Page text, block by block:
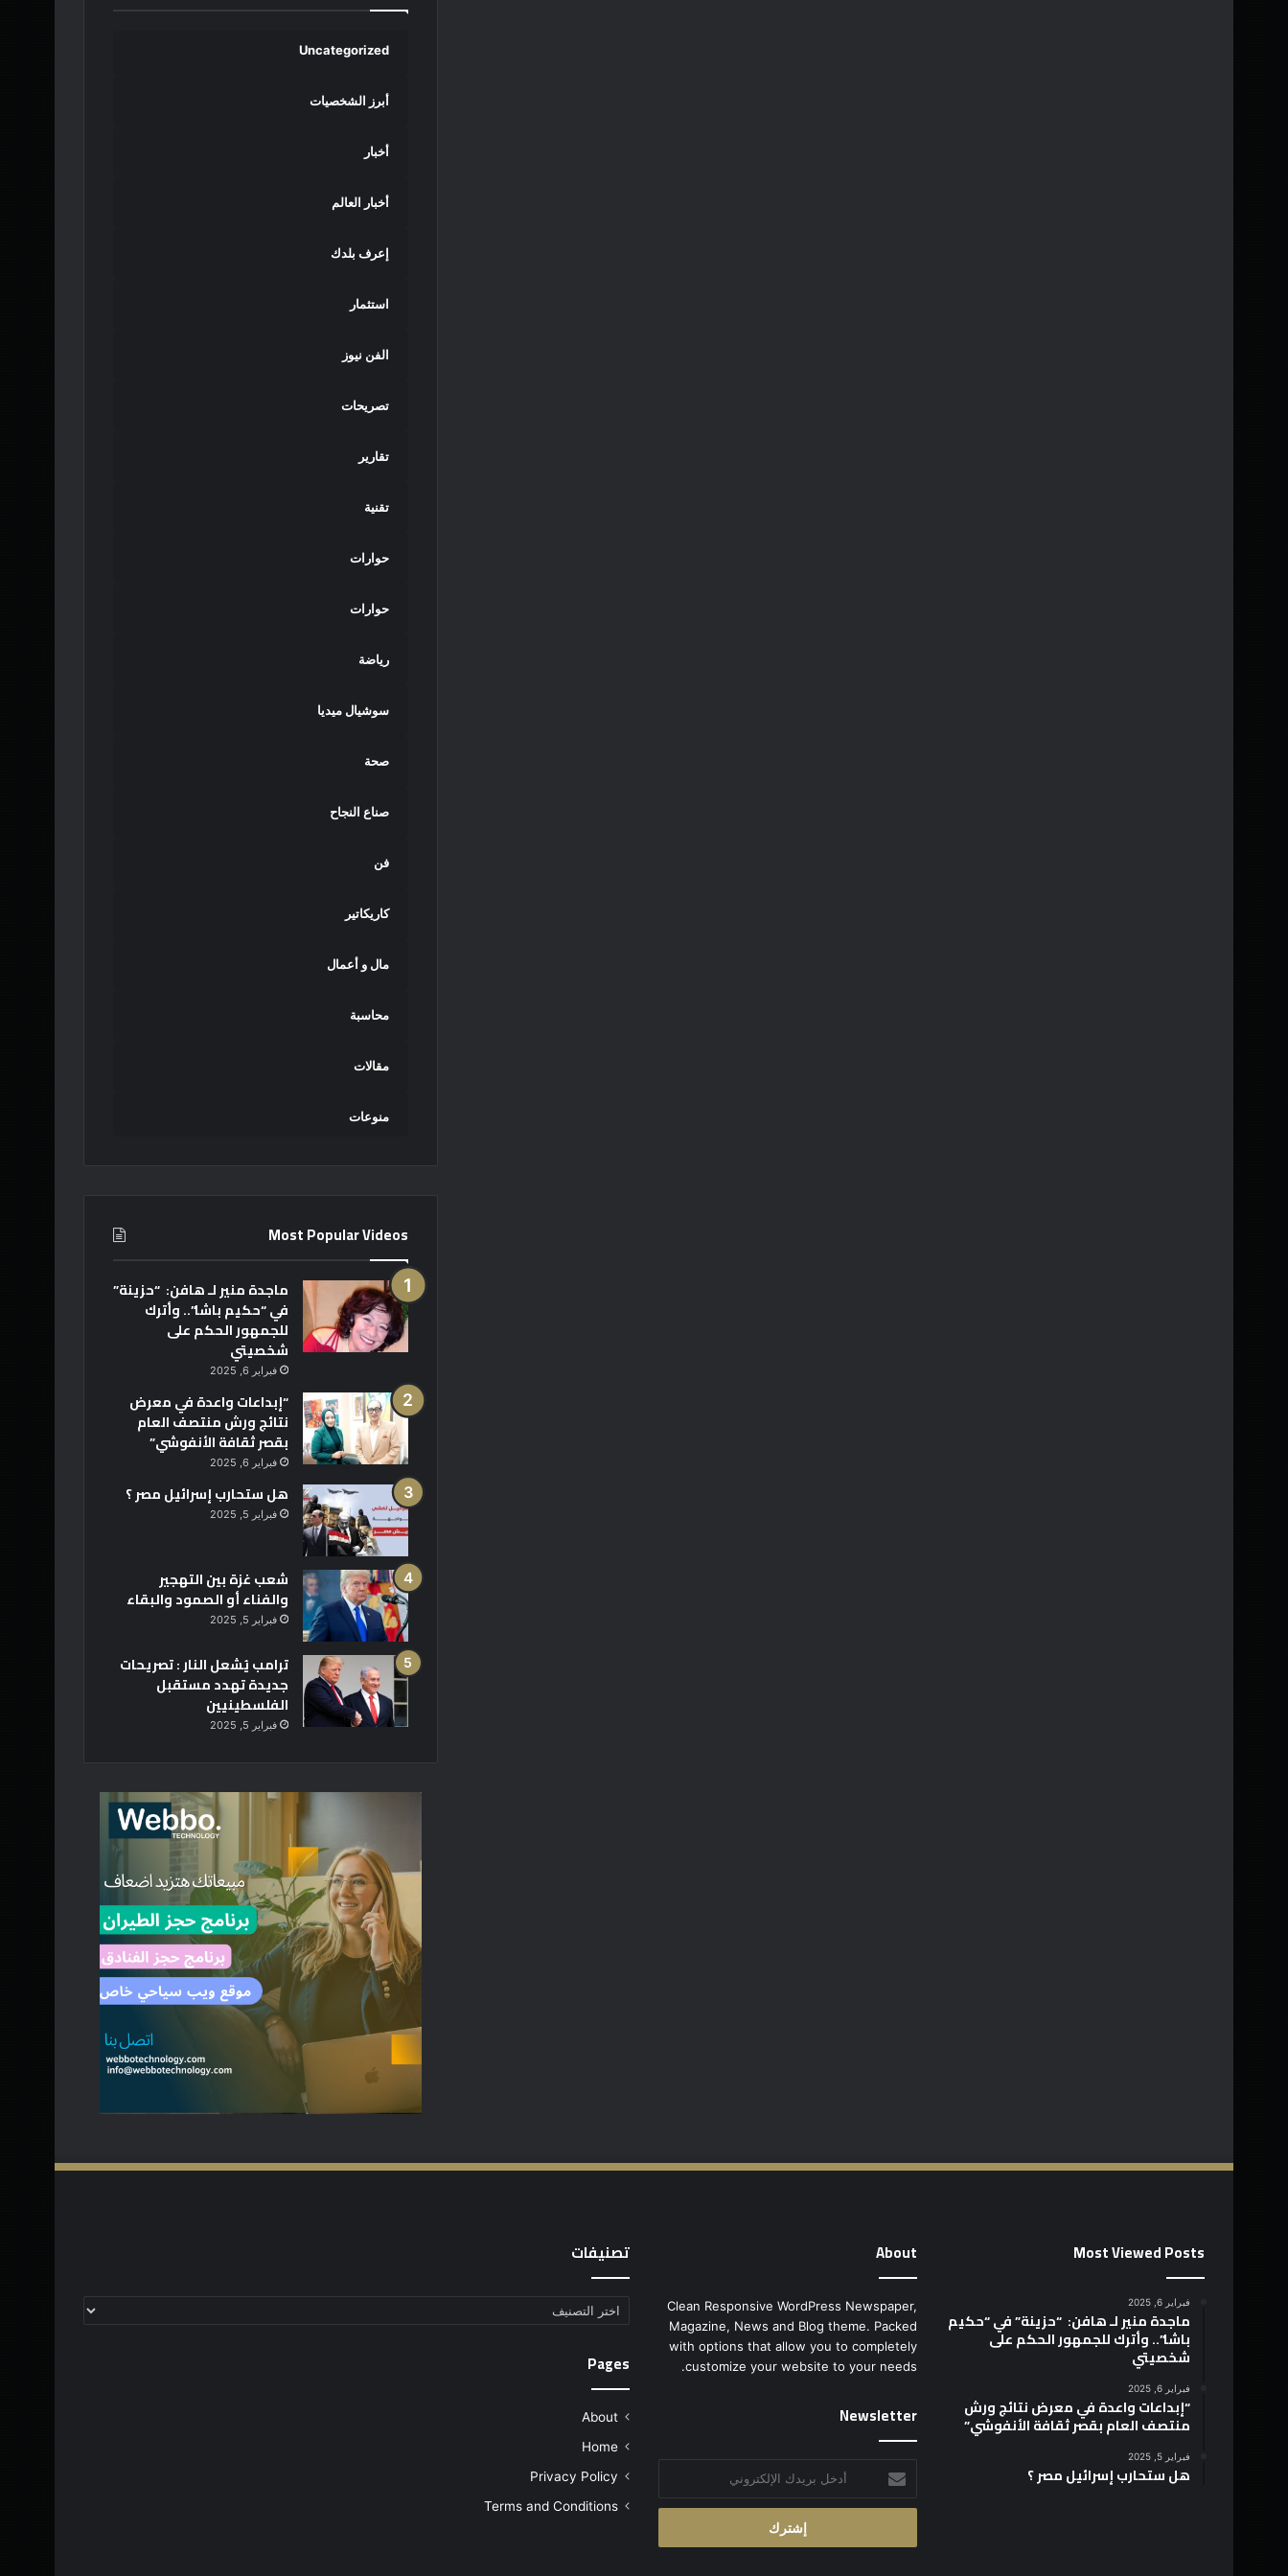
Uncategorized
أبرز الشخصيات
أخبار
أخبار العالم
إعرف بلدك
استثمار
الفن نيوز
تصريحات
تقارير
تقنية
حوارات
حوارات
رياضة
سوشيال ميديا
صحة
صناع النجاح
فن
كاريكاتير
مال و أعمال
محاسبة
مقالات
منوعات
Most Popular Videos
ماجدة منير لـ هافن: “حزينة”
في “حكيم باشا”.. وأترك
للجمهور الحكم على
شخصيتي
فبراير 6, 2025
“إبداعات واعدة في معرض
نتائج ورش منتصف العام
بقصر ثقافة الأنفوشي”
فبراير 6, 2025
هل ستحارب إسرائيل مصر ؟
فبراير 5, 2025
شعب غزة بين التهجير
والفناء أو الصمود والبقاء
فبراير 5, 2025
ترامب يُشعل النار : تصريحات
جديدة تهدد مستقبل
الفلسطينيين
فبراير 5, 2025
Most Viewed Posts
فبراير 6, 2025
ماجدة منير لـ هافن: “حزينة” في “حكيم
باشا”.. وأترك للجمهور الحكم على
شخصيتي
فبراير 6, 2025
“إبداعات واعدة في معرض نتائج ورش
منتصف العام بقصر ثقافة الأنفوشي”
فبراير 5, 2025
هل ستحارب إسرائيل مصر ؟
About
Clean Responsive WordPress Newspaper,
Magazine, News and Blog theme. Packed
with options that allow you to completely
customize your website to your needs.
Newsletter
بريدك
الإلكتروني
تصنيفات
تصنيفات
Pages
About
Home
Privacy Policy
Terms and Conditions